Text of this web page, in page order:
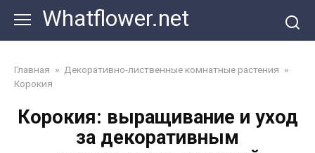
Перейти
контенту
Whatflower.net
Главная » Декоративно-лиственные комнатные растения »
Корокия
Корокия: выращивание и уход
за декоративным